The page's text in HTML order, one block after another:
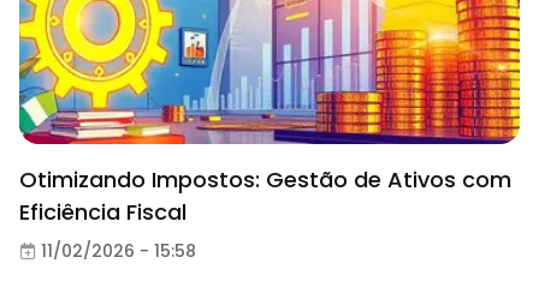
Otimizando Impostos: Gestão de Ativos com
Eficiência Fiscal
11/02/2026 - 15:58